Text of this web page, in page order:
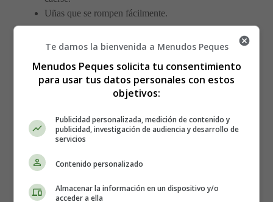
Uñas que se rompen fácilmente.
Diagnóstico de hipoparatiroidismo
El hipoparatiroidismo se diagnostica después de que un
análisis de sangre ha demostrado:
Niveles bajos de hormona paratiroidea
Bajos niveles de calcio
Te damos la bienvenida a Menudos Peques
Menudos Peques solicita tu consentimiento
para usar tus datos personales con estos
objetivos:
Publicidad personalizada, medición de contenido y
publicidad, investigación de audiencia y desarrollo de
servicios
Contenido personalizado
Almacenar la información en un dispositivo y/o
acceder a ella